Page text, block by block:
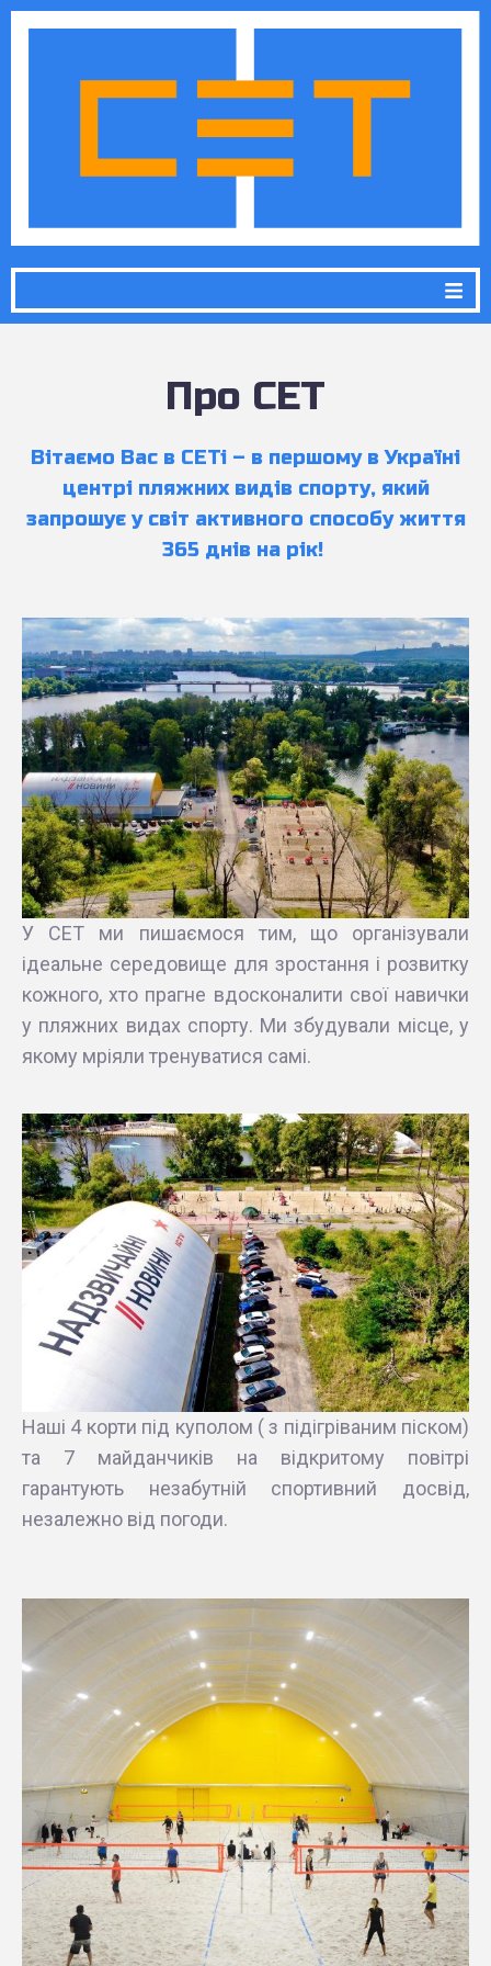
Про СЕТ
Вітаємо Вас в СЕТі – в першому в Україні
центрі пляжних видів спорту, який
запрошує у світ активного способу життя
365 днів на рік!
У СЕТ ми пишаємося тим, що організували
ідеальне середовище для зростання і розвитку
кожного, хто прагне вдосконалити свої навички
у пляжних видах спорту. Ми збудували місце, у
якому мріяли тренуватися самі.
Наші 4 корти під куполом ( з підігріваним піском)
та 7 майданчиків на відкритому повітрі
гарантують незабутній спортивний досвід,
незалежно від погоди.